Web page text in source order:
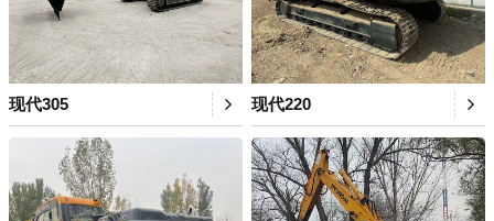
现代305 现代220